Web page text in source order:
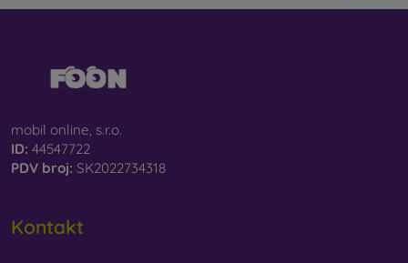
mobil online, s.r.o.
ID: 44547722
PDV broj: SK2022734318
Kontakt